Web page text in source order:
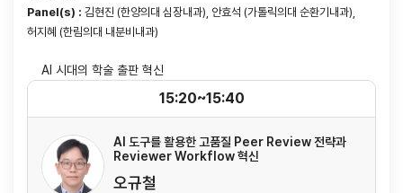
Panel(s) : 김현진 (한양의대 심장내과), 안효석 (가톨릭의대 순환기내과),
허지혜 (한림의대 내분비내과)
AI 시대의 학술 출판 혁신
AI 도구를 활용한 고품질 Peer Review 전략과
Reviewer Workflow 혁신
오규철
15:20~15:40